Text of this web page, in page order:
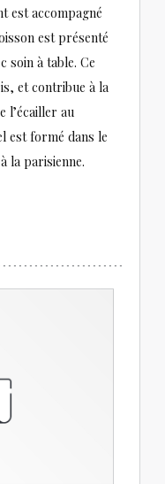
est accompagné
est présenté
soin à table. Ce
et contribue à la
l’écailler au
est formé dans le
la parisienne.